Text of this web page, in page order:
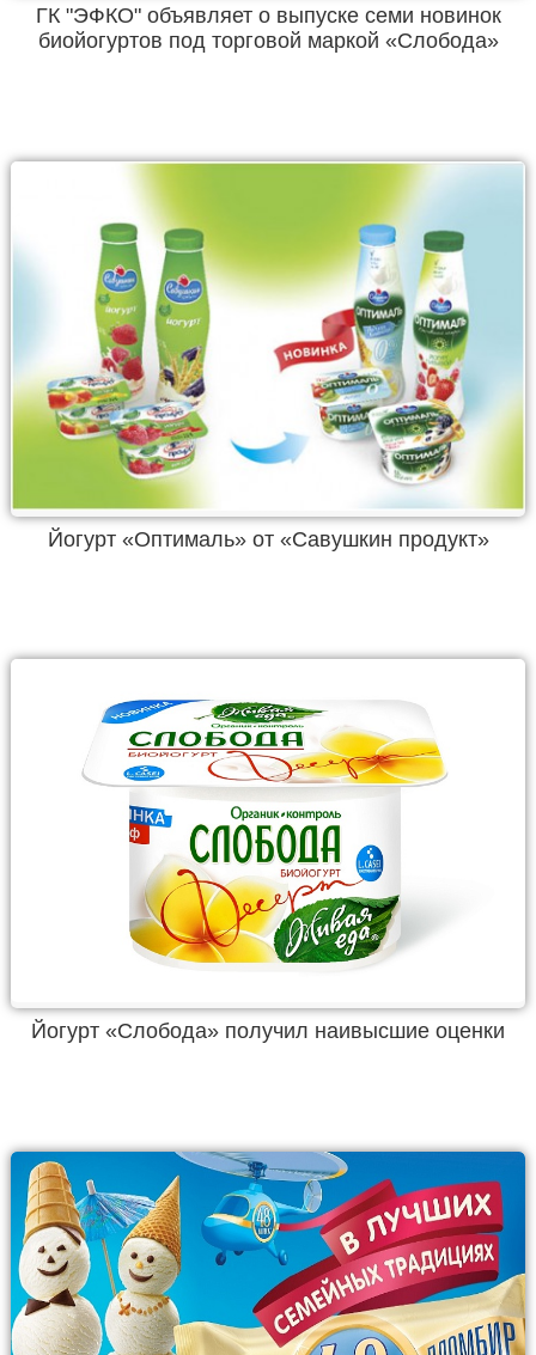
ГК "ЭФКО" объявляет о выпуске семи новинок
биойогуртов под торговой маркой «Слобода»
Йогурт «Оптималь» от «Савушкин продукт»
Йогурт «Слобода» получил наивысшие оценки